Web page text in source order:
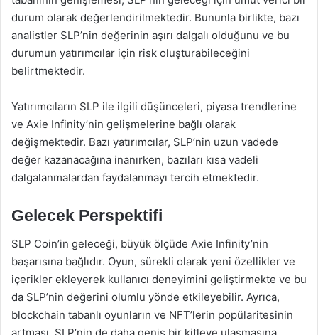
durum olarak değerlendirilmektedir. Bununla birlikte, bazı
analistler SLP’nin değerinin aşırı dalgalı olduğunu ve bu
durumun yatırımcılar için risk oluşturabileceğini
belirtmektedir.
Yatırımcıların SLP ile ilgili düşünceleri, piyasa trendlerine
ve Axie Infinity’nin gelişmelerine bağlı olarak
değişmektedir. Bazı yatırımcılar, SLP’nin uzun vadede
değer kazanacağına inanırken, bazıları kısa vadeli
dalgalanmalardan faydalanmayı tercih etmektedir.
Gelecek Perspektifi
SLP Coin’in geleceği, büyük ölçüde Axie Infinity’nin
başarısına bağlıdır. Oyun, sürekli olarak yeni özellikler ve
içerikler ekleyerek kullanıcı deneyimini geliştirmekte ve bu
da SLP’nin değerini olumlu yönde etkileyebilir. Ayrıca,
blockchain tabanlı oyunların ve NFT’lerin popülaritesinin